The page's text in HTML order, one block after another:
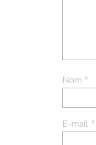
Nom *
E-mail *